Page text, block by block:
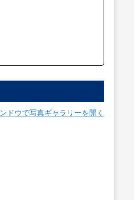
ドウで写真ギャラリーを開く